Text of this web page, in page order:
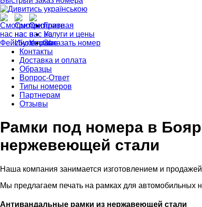
Главная
Услуги и цены
Заказать номер
Контакты
Доставка и оплата
Образцы
Вопрос-Ответ
Типы номеров
Партнерам
Отзывы
Рамки под номера в
нержевеющей стали
Наша компания занимается изготовлением и
Мы предлагаем печать на рамках для автомобильных
Антивандальные рамки из нержавеющей стали